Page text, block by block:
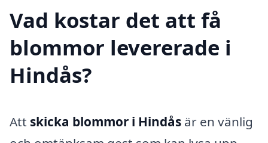
Vad kostar det att få
blommor levererade i
Hindås?
Att skicka blommor i Hindås är en vänlig